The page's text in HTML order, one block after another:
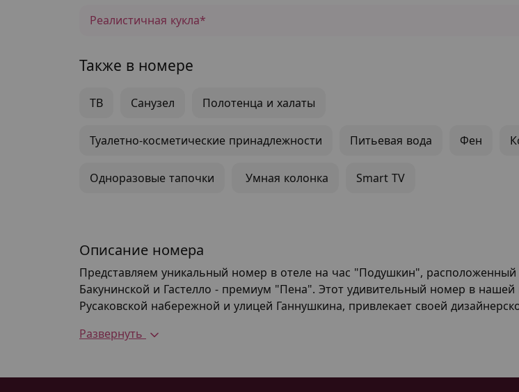
Реалистичная кукла*
Также в номере
ТВ Санузел Полотенца и халаты
Туалетно-косметические принадлежности Питьевая вода Фен
Одноразовые тапочки Умная колонка Smart TV
Описание номера
Представляем уникальный номер в отеле на час "Подушкин", расположенный
Бакунинской и Гастелло - премиум "Пена". Этот удивительный номер в
Русаковской набережной и улицей Ганнушкина, привлекает своей
Развернуть